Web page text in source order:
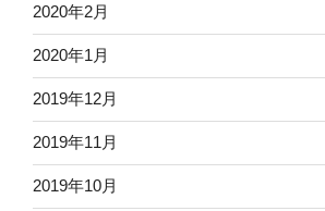
2020年2月
2020年1月
2019年12月
2019年11月
2019年10月